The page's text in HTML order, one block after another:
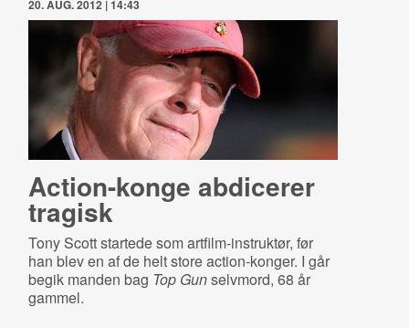
20. AUG. 2012 | 14:43
Action-konge abdicerer
tragisk
Tony Scott startede som artfilm-instruktør, før
han blev en af de helt store action-konger. I går
begik manden bag Top Gunselvmord, 68 år
gammel.